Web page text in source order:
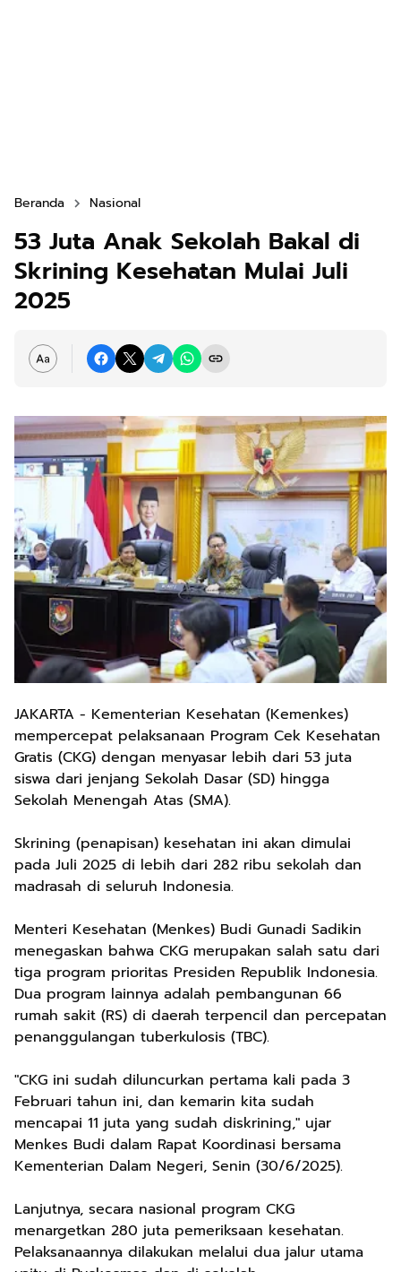
Beranda Nasional
53 Juta Anak Sekolah Bakal di
Skrining Kesehatan Mulai Juli
2025
JAKARTA - Kementerian Kesehatan (Kemenkes)
mempercepat pelaksanaan Program Cek Kesehatan
Gratis (CKG) dengan menyasar lebih dari 53 juta
siswa dari jenjang Sekolah Dasar (SD) hingga
Sekolah Menengah Atas (SMA).
Skrining (penapisan) kesehatan ini akan dimulai
pada Juli 2025 di lebih dari 282 ribu sekolah dan
madrasah di seluruh Indonesia.
Menteri Kesehatan (Menkes) Budi Gunadi Sadikin
menegaskan bahwa CKG merupakan salah satu dari
tiga program prioritas Presiden Republik Indonesia.
Dua program lainnya adalah pembangunan 66
rumah sakit (RS) di daerah terpencil dan percepatan
penanggulangan tuberkulosis (TBC).
"CKG ini sudah diluncurkan pertama kali pada 3
Februari tahun ini, dan kemarin kita sudah
mencapai 11 juta yang sudah diskrining," ujar
Menkes Budi dalam Rapat Koordinasi bersama
Kementerian Dalam Negeri, Senin (30/6/2025).
Lanjutnya, secara nasional program CKG
menargetkan 280 juta pemeriksaan kesehatan.
Pelaksanaannya dilakukan melalui dua jalur utama